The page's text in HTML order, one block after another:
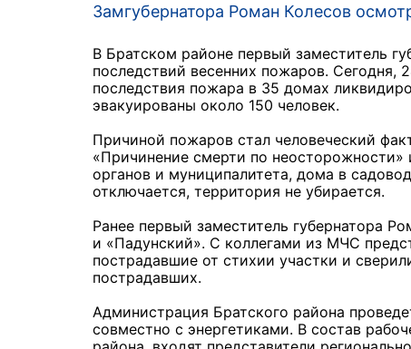
Замгубернатора Роман Колесов
В Братском районе первый заместитель
последствий весенних пожаров. Сегодня,
последствия пожара в 35 домах
эвакуированы около 150 человек.
Причиной пожаров стал человеческий
«Причинение смерти по
органов и муниципалитета, дома в
отключается, территория не убирается.
Ранее первый заместитель губернатора
и «Падунский». С коллегами из МЧС
пострадавшие от стихии участки и
пострадавших.
Администрация Братского района
совместно с энергетиками. В состав